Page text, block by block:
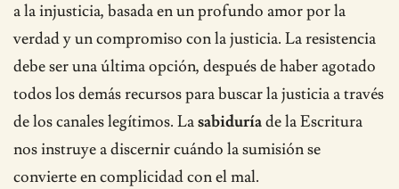
a la injusticia, basada en un profundo amor por la
verdad y un compromiso con la justicia. La resistencia
debe ser una última opción, después de haber agotado
todos los demás recursos para buscar la justicia a través
de los canales legítimos. Lasabiduríade la Escritura
nos instruye a discernir cuándo la sumisión se
convierte en complicidad con el mal.